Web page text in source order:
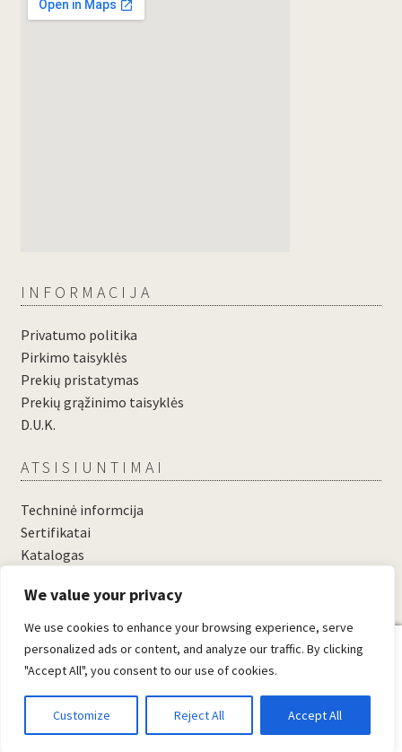
We value your privacy
We use cookies to enhance your browsing experience, serve
personalized ads or content, and analyze our traffic. By clicking
"Accept All", you consent to our use of cookies.
Customize Reject All Accept All
INFORMACIJA
Privatumo politika
Pirkimo taisyklės
Prekių pristatymas
Prekių grąžinimo taisyklės
D.U.K.
ATSISIUNTIMAI
Techninė informcija
Sertifikatai
Katalogas
....
© Domosta.lt 2026
Sukūrė WooCommerce.
Ieškoti When autocomplete
0